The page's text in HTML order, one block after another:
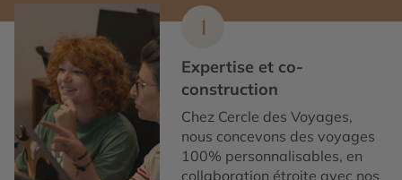
1
Expertise et co-
construction
Chez Cercle des Voyages,
nous concevons des voyages
100% personnalisables, en
collaboration étroite avec nos